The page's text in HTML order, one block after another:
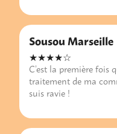
Sousou Marseille
★★★★☆
C’est la première fois
traitement de ma
suis ravie !